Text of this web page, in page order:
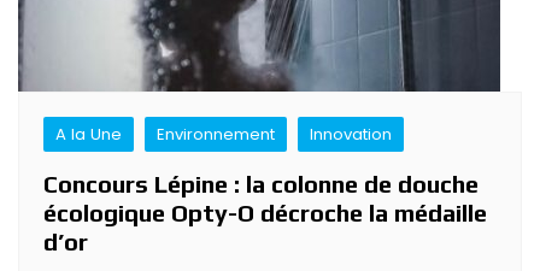
A la Une Environnement Innovation
Concours Lépine : la colonne de douche
écologique Opty-O décroche la médaille
d’or